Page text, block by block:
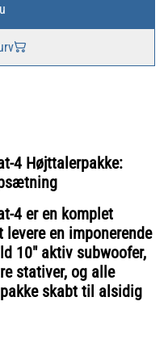
4 Højttalerpakke:
4 er en komplet
en imponerende
10" aktiv subwoofer,
stativer, og alle
skabt til alsidig